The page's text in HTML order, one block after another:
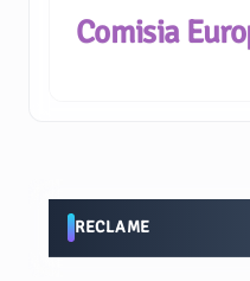
Comisia
RECLAME